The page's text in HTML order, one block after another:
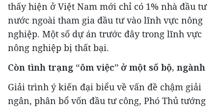
thấy hiện ở Việt Nam mới chỉ có 1% nhà đầu tư
nước ngoài tham gia đầu tư vào lĩnh vực nông
nghiệp. Một số dự án trước đây trong lĩnh vực
nông nghiệp bị thất bại.
Còn tình trạng “ôm việc” ở một số bộ, ngành
Giải trình ý kiến đại biểu về vấn đề chậm giải
ngân, phân bổ vốn đầu tư công, Phó Thủ tướng